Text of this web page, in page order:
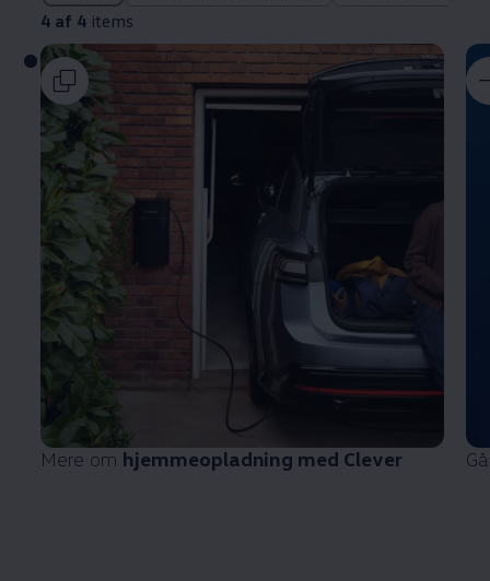
4 af 4 items
Mere om hjemmeopladning med Clever